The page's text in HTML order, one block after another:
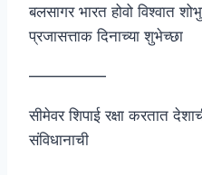
बलसागर भारत होवो विश्वात
प्रजासत्ताक दिनाच्या शुभेच्छा
—————
सीमेवर शिपाई रक्षा करतात
संविधानाची